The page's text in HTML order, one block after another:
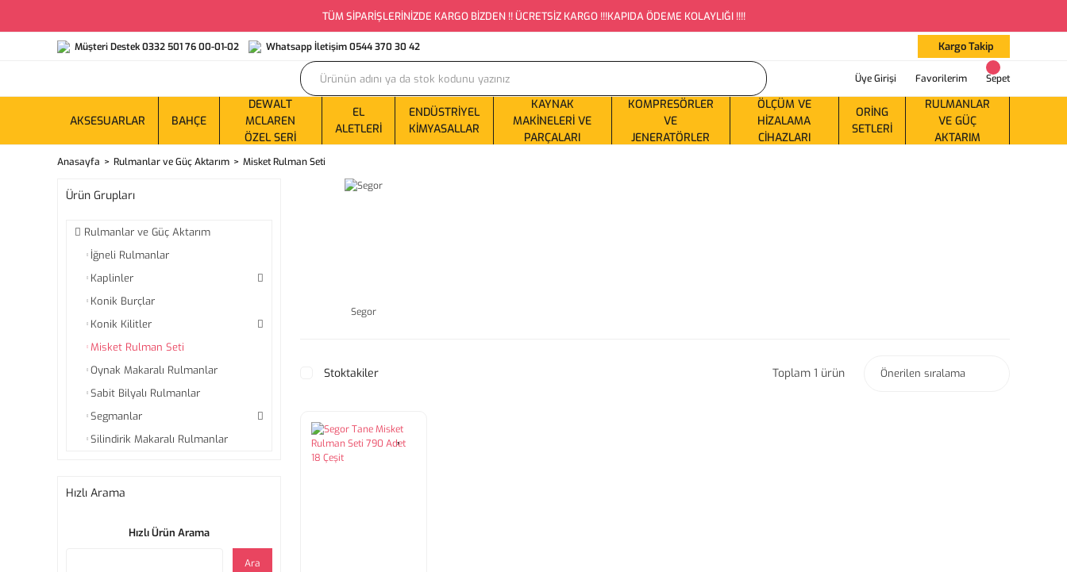
TÜM SİPARİŞLERİNİZDE KARGO BİZDEN !! ÜCRETSİZ KARGO !!!KAPIDA ÖDEME KOLAYLIĞI !!!!
Müşteri Destek 0332 501 76 00-01-02 Whatsapp İletişim 0544 370 30 42 Kargo Takip
Üye Girişi Favorilerim Sepet
AKSESUARLAR BAHÇE
DEWALT
MCLAREN
ÖZEL SERI
EL
ALETLERI
ENDÜSTRIYEL
KIMYASALLAR
KAYNAK
MAKINELERI VE
PARÇALARI
KOMPRESÖRLER
VE
JENERATÖRLER
ÖLÇÜM VE
HIZALAMA
CIHAZLARI
ORING
SETLERI
RULMANLAR
VE GÜÇ
AKTARIM
Anasayfa Rulmanlar ve Güç Aktarım Misket Rulman Seti
Ürün Grupları
Rulmanlar ve Güç Aktarım
İğneli Rulmanlar
Kaplinler
Konik Burçlar
Konik Kilitler
Misket Rulman Seti
Oynak Makaralı Rulmanlar
Sabit Bilyalı Rulmanlar
Segmanlar
Silindirik Makaralı Rulmanlar
Hızlı Arama
Hızlı Ürün Arama
Ara
Segor
Stoktakiler Toplam 1 ürün